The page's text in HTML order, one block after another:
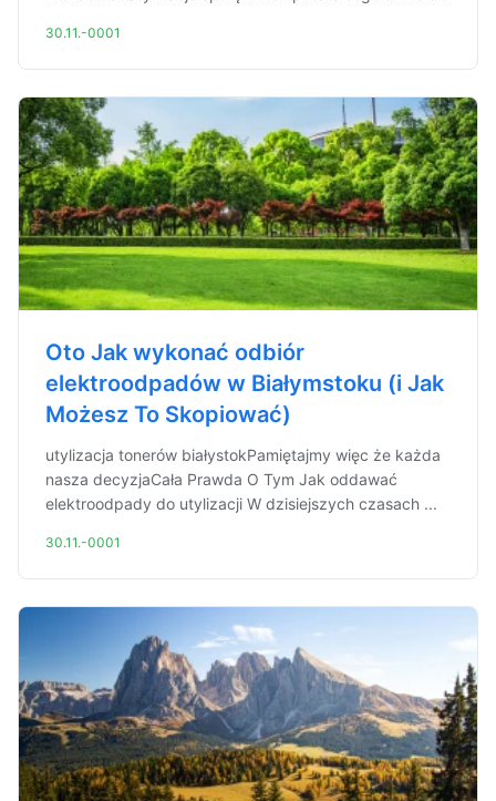
30.11.-0001
Oto Jak wykonać odbiór
elektroodpadów w Białymstoku (i Jak
Możesz To Skopiować)
utylizacja tonerów białystokPamiętajmy więc że każda
nasza decyzjaCała Prawda O Tym Jak oddawać
elektroodpady do utylizacji W dzisiejszych czasach ...
30.11.-0001